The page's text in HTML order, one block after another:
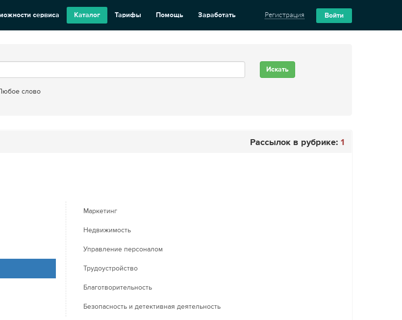
сервиса Каталог Тарифы Помощь Заработать Регистрация Войти
слово
Рассылок в рубрике: 1
Маркетинг
Недвижимость
Управление персоналом
Трудоустройство
Благотворительность
Безопасность и детективная деятельность